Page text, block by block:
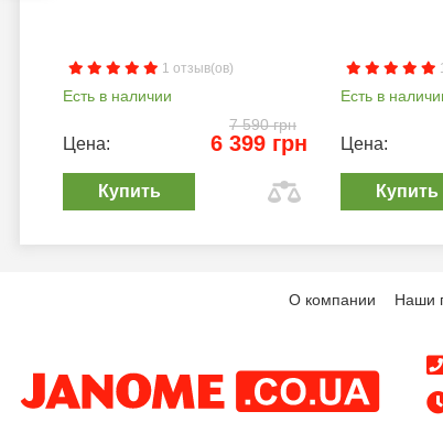
1 отзыв(ов)
Есть в наличии
7 590 грн
Цена: 6 399 грн
Купить
Есть в
Цена:
Купить
О компании Наши